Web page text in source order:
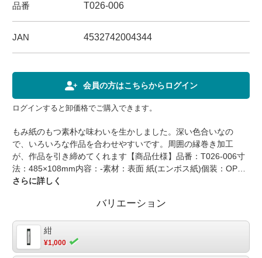
品番 T026-006
JAN 4532742004344
会員の方はこちらからログイン
ログインすると卸価格でご購入できます。
もみ紙のもつ素朴な味わいを生かしました。深い色合いなの
で、いろいろな作品を合わせやすいです。周囲の縁巻き加工
が、作品を引き締めてくれます【商品仕様】品番：T026-006寸
法：485×108mm内容：-素材：表面 紙(エンボス紙)個装：OPP
袋入り包装：-※アソート対応
さらに詳しく
バリエーション
紺
¥1,000